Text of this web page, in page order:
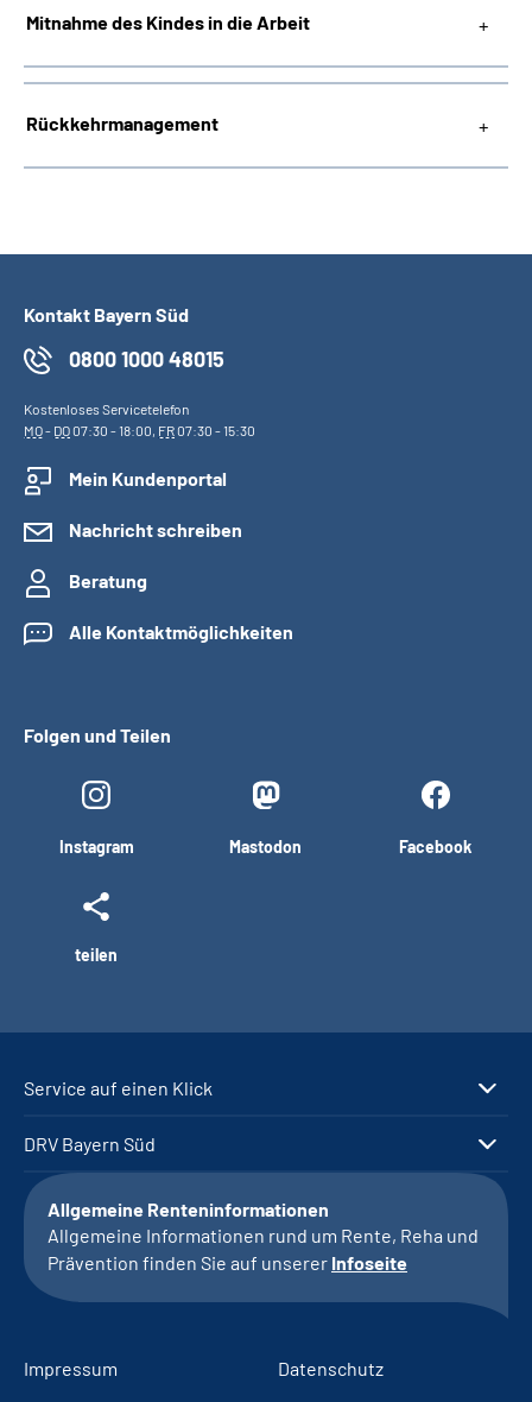
Mitnahme des Kindes in die Arbeit
Rückkehrmanagement
Kontakt Bayern Süd
0800 1000 48015
Kostenloses Servicetelefon
MO- DO07:30 - 18:00, FR07:30 - 15:30
Mein Kundenportal
Nachricht schreiben
Beratung
Alle Kontaktmöglichkeiten
Folgen und Teilen
Instagram Mastodon Facebook
teilen
Service auf einen Klick
DRV Bayern Süd
Allgemeine Renteninformationen
Allgemeine Informationen rund um Rente, Reha und
Prävention finden Sie auf unserer Infoseite
Impressum
Datenschutz